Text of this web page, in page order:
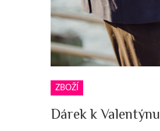
ZBOŽÍ
Dárek k Valentýnu